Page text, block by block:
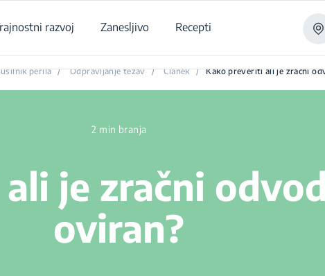
razvoj Zanesljivo Recepti
perila / Odpravljanje težav / Članek / Kako preveriti ali je zračni
2 min branja
je zračni
oviran?
Kako preveriti ali je zračni odvod sušilnika oviran?